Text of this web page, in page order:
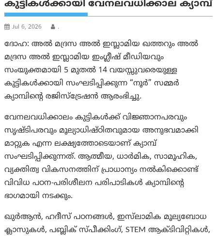
കുട്ടികൾക്കായി വേനലവധിക്കാല ക്യാമ്പ്
Jul 6, 2026 .
ദോഹ: അൽ മദ്രസ അൽ ഇസ്ലാമിയ ഖത്തറും അൽ
മദ്രസ അൽ ഇസ്ലാമിയ ഇംഗ്ലീഷ് മീഡിയവും
സംയുക്തമായി 5 മുതൽ 14 വയസ്സുവരെയുള്ള
കുട്ടികൾക്കായി സംഘടിപ്പിക്കുന്ന “നൂർ” സമ്മർ
ക്യാമ്പിന്റെ രജിസ്ട്രേഷൻ ആരംഭിച്ചു.
വേനലവധിക്കാലം കുട്ടികൾക്ക് വിജ്ഞാനപരവും
സൃഷ്ടിപരവും മൂല്യാധിഷ്ഠിതവുമായ അനുഭവമാക്കി
മാറ്റുക എന്ന ലക്ഷ്യത്തോടെയാണ് ക്യാമ്പ്
സംഘടിപ്പിക്കുന്നത്. ആത്മീയ, ധാർമിക, സാമൂഹിക,
വ്യക്തിത്വ വികസനത്തിന് പ്രാധാന്യം നൽകിക്കൊണ്ട്
വിവിധ പഠന-പരിശീലന പരിപാടികൾ ക്യാമ്പിന്റെ
ഭാഗമായി നടക്കും.
ഖുർആൻ, ഹദീസ് പഠനങ്ങൾ, ഇസ്‌ലാമിക മൂല്യബോധ
ക്ലാസുകൾ, പബ്ലിക് സ്പീക്കിംഗ്, STEM ആക്ടിവിറ്റികൾ,